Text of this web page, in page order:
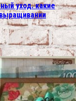
уход. какие